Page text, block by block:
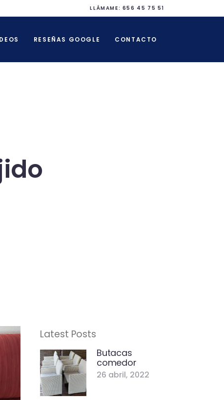
LLÁMAME: 656 45 75 51
RESEÑAS GOOGLE CONTACTO
Latest Posts
Butacas
comedor
26 abril, 2022